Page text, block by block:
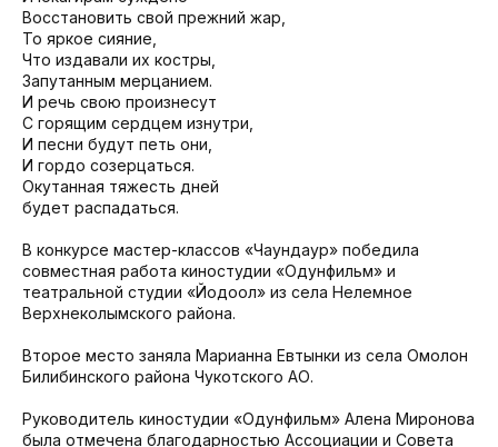
Восстановить свой прежний жар,
То яркое сияние,
Что издавали их костры,
Запутанным мерцанием.
И речь свою произнесут
С горящим сердцем изнутри,
И песни будут петь они,
И гордо созерцаться.
Окутанная тяжесть дней
будет распадаться.
В конкурсе мастер-классов «Чаундаур» победила
совместная работа киностудии «Одунфильм» и
театральной студии «Йодоол» из села Нелемное
Верхнеколымского района.
Второе место заняла Марианна Евтынки из села Омолон
Билибинского района Чукотского АО.
Руководитель киностудии «Одунфильм» Алена Миронова
была отмечена благодарностью Ассоциации и Совета